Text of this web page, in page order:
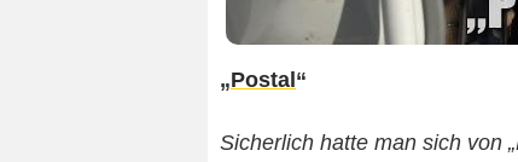
„Postal “
Sicherlich hatte man sich von